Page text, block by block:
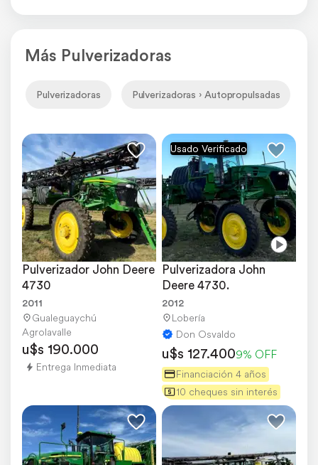
Más Pulverizadoras
Pulverizadoras Pulverizadoras › Autopropulsadas
Pulverizador John Deere
4730
2011
Gualeguaychú
Agrolavalle
u$s 190.000
Entrega Inmediata
Usado Verificado
Pulverizadora John
Deere 4730.
2012
Lobería
Don Osvaldo
u$s 127.4009% OFF
Financiación 4 años
10 cheques sin interés